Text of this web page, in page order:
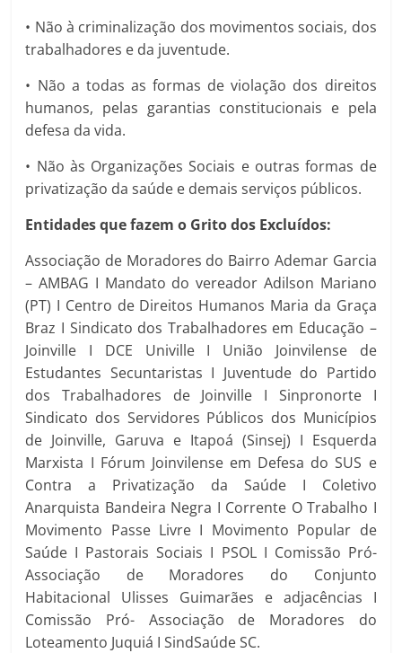
• Não à criminalização dos movimentos sociais, dos
trabalhadores e da juventude.
• Não a todas as formas de violação dos direitos
humanos, pelas garantias constitucionais e pela
defesa da vida.
• Não às Organizações Sociais e outras formas de
privatização da saúde e demais serviços públicos.
Entidades que fazem o Grito dos Excluídos:
Associação de Moradores do Bairro Ademar Garcia
– AMBAG I Mandato do vereador Adilson Mariano
(PT) I Centro de Direitos Humanos Maria da Graça
Braz I Sindicato dos Trabalhadores em Educação –
Joinville I DCE Univille I União Joinvilense de
Estudantes Secuntaristas I Juventude do Partido
dos Trabalhadores de Joinville I Sinpronorte I
Sindicato dos Servidores Públicos dos Municípios
de Joinville, Garuva e Itapoá (Sinsej) I Esquerda
Marxista I Fórum Joinvilense em Defesa do SUS e
Contra a Privatização da Saúde I Coletivo
Anarquista Bandeira Negra I Corrente O Trabalho I
Movimento Passe Livre I Movimento Popular de
Saúde I Pastorais Sociais I PSOL I Comissão Pró-
Associação de Moradores do Conjunto
Habitacional Ulisses Guimarães e adjacências I
Comissão Pró- Associação de Moradores do
Loteamento Juquiá I SindSaúde SC.